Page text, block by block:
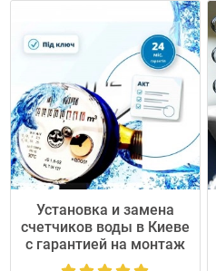
Установка и замена
счетчиков воды в Киеве
с гарантией на монтаж